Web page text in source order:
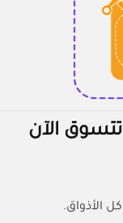
الآن
الأذواق.